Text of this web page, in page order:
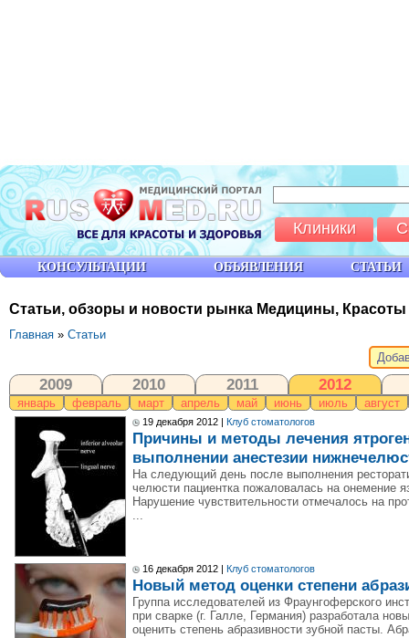
Статьи, обзоры и новости рынка Медицины,
Главная » Статьи
2009 2010 2011 2012
январь февраль март апрель май июнь июль август
19 декабря 2012 | Клуб стоматологов
Причины и методы лечения
выполнении анестезии
На следующий день после выполнения
челюсти пациентка пожаловалась на онемение
Нарушение чувствительности отмечалось на
...
16 декабря 2012 | Клуб стоматологов
Новый метод оценки степени
Группа исследователей из Фраунгоферского
при сварке (г. Галле, Германия) разработала
оценить степень абразивности зубной пасты.
КОНСУЛЬТАЦИИ ОБЪЯВЛЕНИЯ СТАТЬИ
Клиники